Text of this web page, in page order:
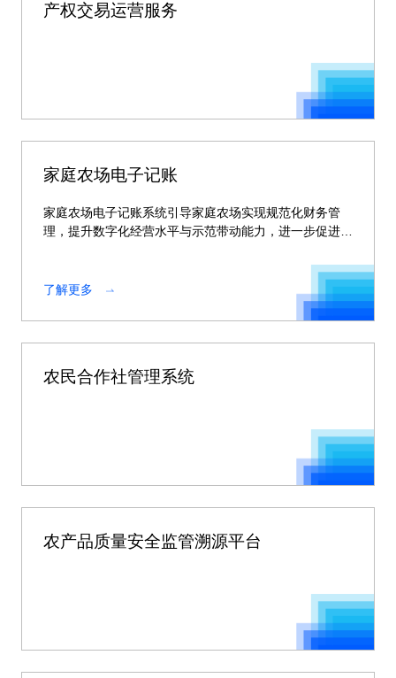
产权交易运营服务
家庭农场电子记账
家庭农场电子记账系统引导家庭农场实现规范化财务管
理，提升数字化经营水平与示范带动能力，进一步促进家
了解更多
农民合作社管理系统
农产品质量安全监管溯源平台